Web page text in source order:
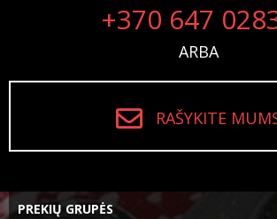
+370 647
ARBA
RAŠYKITE
PREKIŲ GRUPĖS